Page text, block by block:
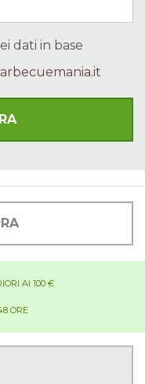
dati in base
AI 100 €
ORE